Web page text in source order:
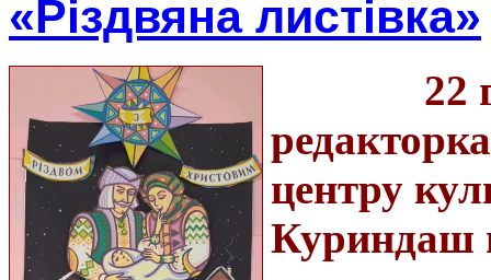
«Різдвяна листівка»
22
центру
Куриндаш